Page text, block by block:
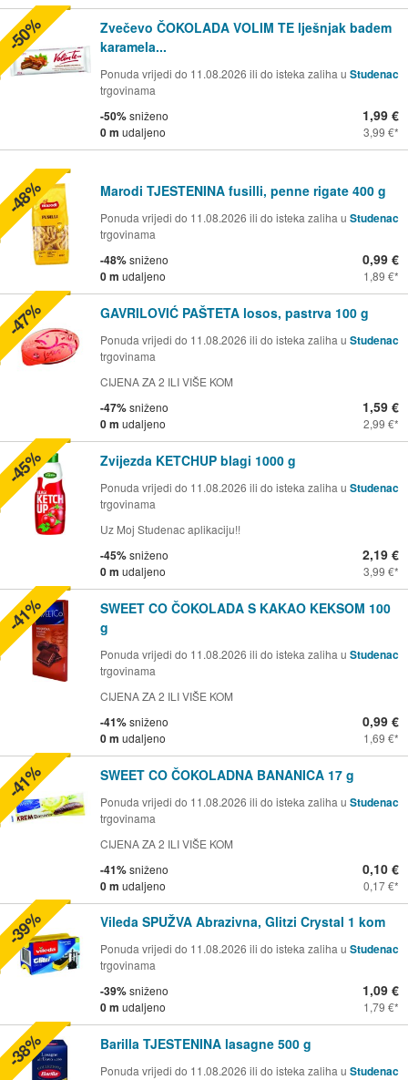
Zvečevo ČOKOLADA VOLIM TE lješnjak badem
karamela...
Ponuda vrijedi do 11.08.2026 ili do isteka zaliha u Studenac
trgovinama
-50%sniženo
0 m udaljeno
1,99 €
3,99 €
-50%
Marodi TJESTENINA fusilli, penne rigate 400 g
Ponuda vrijedi do 11.08.2026 ili do isteka zaliha u Studenac
trgovinama
-48%sniženo
0 m udaljeno
0,99 €
1,89 €
-48%
GAVRILOVIĆ PAŠTETA losos, pastrva 100 g
Ponuda vrijedi do 11.08.2026 ili do isteka zaliha u Studenac
trgovinama
CIJENA ZA 2 ILI VIŠE KOM
-47%sniženo
0 m udaljeno
1,59 €
2,99 €
-47%
Zvijezda KETCHUP blagi 1000 g
Ponuda vrijedi do 11.08.2026 ili do isteka zaliha u Studenac
trgovinama
Uz Moj Studenac aplikaciju!!
-45%sniženo
0 m udaljeno
2,19 €
3,99 €
-45%
SWEET CO ČOKOLADA S KAKAO KEKSOM 100
g
Ponuda vrijedi do 11.08.2026 ili do isteka zaliha u Studenac
trgovinama
CIJENA ZA 2 ILI VIŠE KOM
-41%sniženo
0 m udaljeno
0,99 €
1,69 €
-41%
SWEET CO ČOKOLADNA BANANICA 17 g
Ponuda vrijedi do 11.08.2026 ili do isteka zaliha u Studenac
trgovinama
CIJENA ZA 2 ILI VIŠE KOM
-41%sniženo
0 m udaljeno
0,10 €
0,17 €
-41%
Vileda SPUŽVA Abrazivna, Glitzi Crystal 1 kom
Ponuda vrijedi do 11.08.2026 ili do isteka zaliha u Studenac
trgovinama
-39%sniženo
0 m udaljeno
1,09 €
1,79 €
-39%
Barilla TJESTENINA lasagne 500 g
Ponuda vrijedi do 11.08.2026 ili do isteka zaliha u Studenac
-38%